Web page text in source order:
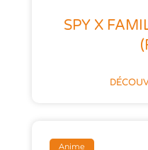
SPY X
Anime